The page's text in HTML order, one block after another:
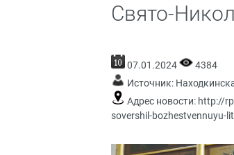
Свято-
07.01.2024
4384
Источник:
Адрес новости: http://
sovershil-bozhestvennuyu-